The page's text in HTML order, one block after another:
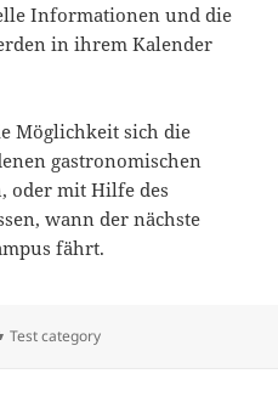
Informationen und die
in ihrem Kalender
Möglichkeit sich die
gastronomischen
oder mit Hilfe des
wann der nächste
fährt.
Categories
Test category